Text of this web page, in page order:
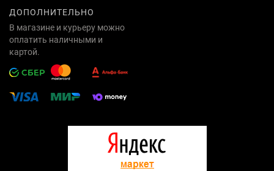
ДОПОЛНИТЕЛЬНО
В магазине и курьеру можно
оплатить наличными и
картой.